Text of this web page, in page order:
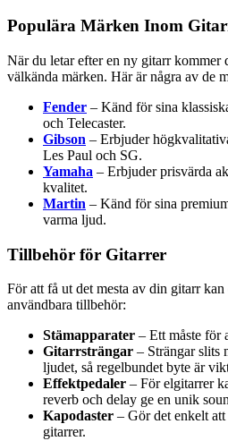
Populära Märken Inom
När du letar efter en ny gitarr kommer
välkända märken. Här är några av de
Fender – Känd för sina
och Telecaster.
Gibson – Erbjuder
Les Paul och SG.
Yamaha – Erbjuder prisvärda
kvalitet.
Martin – Känd för sina
varma ljud.
Tillbehör för Gitarrer
För att få ut det mesta av din gitarr
användbara tillbehör:
Stämapparater – Ett måste för
Gitarrsträngar – Strängar slits
ljudet, så regelbundet byte är
Effektpedaler – För elgitarrer
reverb och delay ge en unik
Kapodaster – Gör det enkelt
gitarrer.